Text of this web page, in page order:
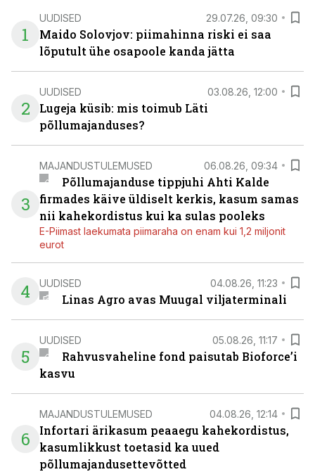
1
UUDISED 29.07.26, 09:30
Maido Solovjov: piimahinna riski ei saa
lõputult ühe osapoole kanda jätta
2
UUDISED 03.08.26, 12:00
Lugeja küsib: mis toimub Läti
põllumajanduses?
3
MAJANDUSTULEMUSED 06.08.26, 09:34
Põllumajanduse tippjuhi Ahti Kalde
firmades käive üldiselt kerkis, kasum samas
nii kahekordistus kui ka sulas pooleks
E-Piimast laekumata piimaraha on enam kui 1,2 miljonit
eurot
4 UUDISED 04.08.26, 11:23
Linas Agro avas Muugal viljaterminali
5
UUDISED 05.08.26, 11:17
Rahvusvaheline fond paisutab Bioforce’i
kasvu
6
MAJANDUSTULEMUSED 04.08.26, 12:14
Infortari ärikasum peaaegu kahekordistus,
kasumlikkust toetasid ka uued
põllumajandusettevõtted